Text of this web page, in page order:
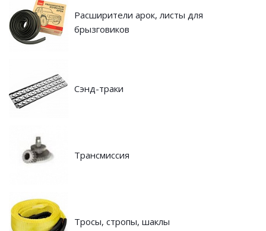
Расширители арок, листы для
брызговиков
Сэнд-траки
Трансмиссия
Тросы, стропы, шаклы